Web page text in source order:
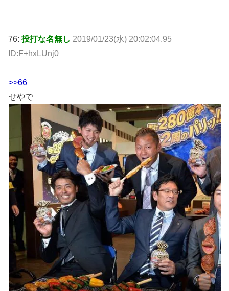
76:投打な名無し 2019/01/23(水) 20:02:04.95
ID:F+hxLUnj0
>>66
せやで